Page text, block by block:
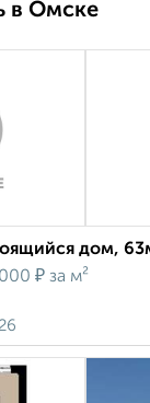
в Омске
дом,
₽ за м²